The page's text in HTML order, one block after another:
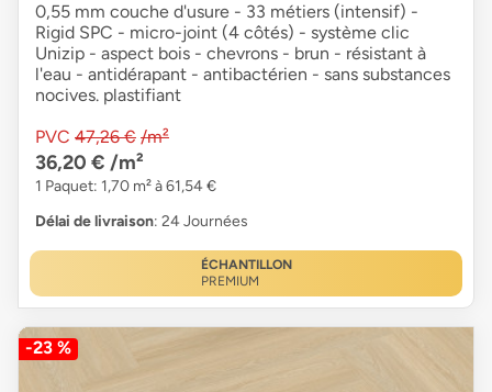
0,55 mm couche d'usure - 33 métiers (intensif) -
Rigid SPC - micro-joint (4 côtés) - système clic
Unizip - aspect bois - chevrons - brun - résistant à
l'eau - antidérapant - antibactérien - sans substances
nocives. plastifiant
PVC 47,26 € /m²
36,20 € /m²
1 Paquet: 1,70 m² à 61,54 €
Délai de livraison: 24 Journées
ÉCHANTILLON
PREMIUM
-23 %